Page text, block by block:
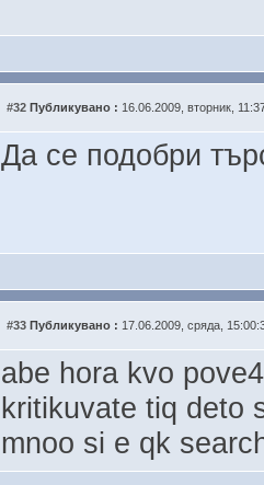
#32 Публикувано : 16.06.2009, вторник,
Да се подобри
#33 Публикувано : 17.06.2009, сряда,
abe hora kvo
kritikuvate tiq deto
mnoo si e qk